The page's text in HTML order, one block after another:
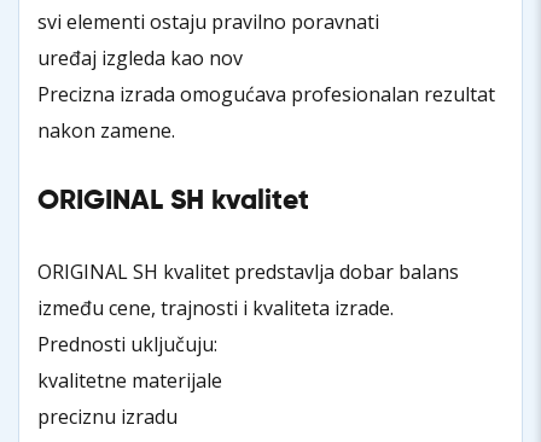
svi elementi ostaju pravilno poravnati
uređaj izgleda kao nov
Precizna izrada omogućava profesionalan rezultat
nakon zamene.
ORIGINAL SH kvalitet
ORIGINAL SH kvalitet predstavlja dobar balans
između cene, trajnosti i kvaliteta izrade.
Prednosti uključuju:
kvalitetne materijale
preciznu izradu